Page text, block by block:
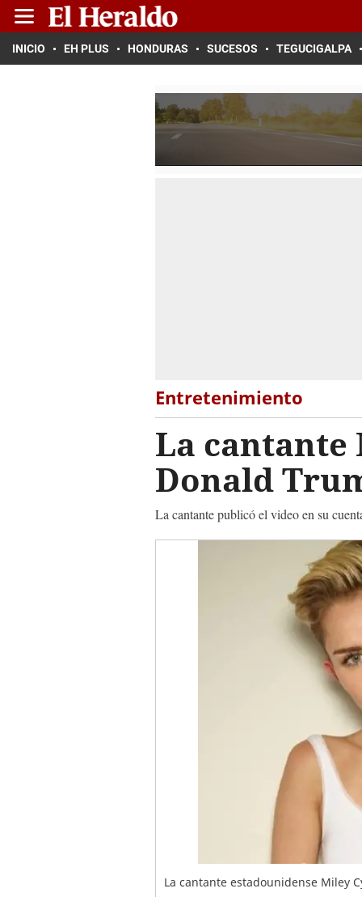
INICIO EH PLUS HONDURAS SUCESOS TEGUCIGALPA
Entretenimiento
La cantante
Donald
La cantante publicó el video en su
La cantante estadounidense Miley